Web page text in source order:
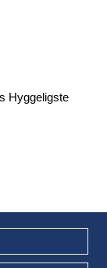
Hyggeligste